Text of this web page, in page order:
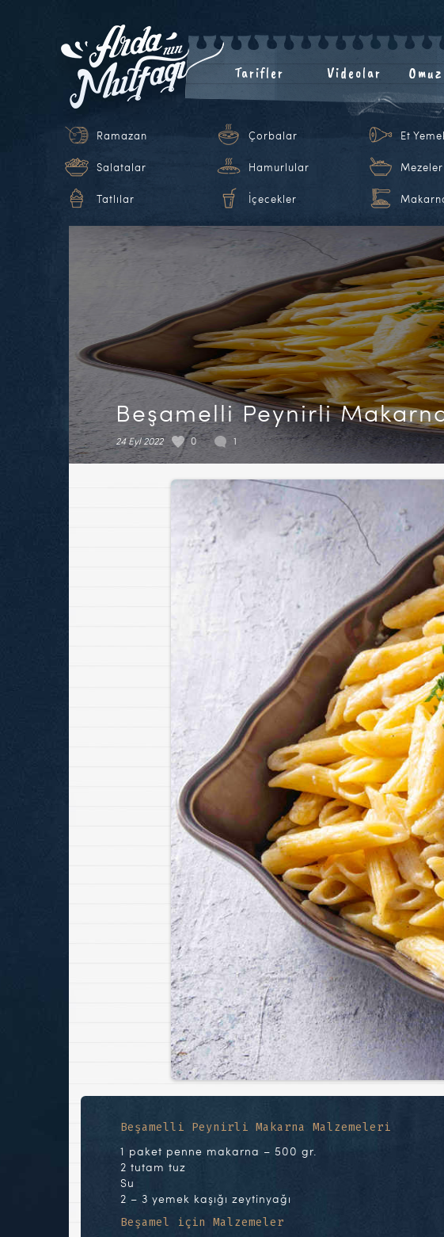
Tarifler Videolar
Ramazan Çorbalar Et
Salatalar Hamurlular Mezeler
Tatlılar İçecekler
Beşamelli Peynirli
24 Eyl 2022 0 1
Beşamelli Peynirli Makarna Malzemeleri
1 paket penne makarna – 500 gr.
2 tutam tuz
Su
2 – 3 yemek kaşığı zeytinyağı
Beşamel için Malzemeler